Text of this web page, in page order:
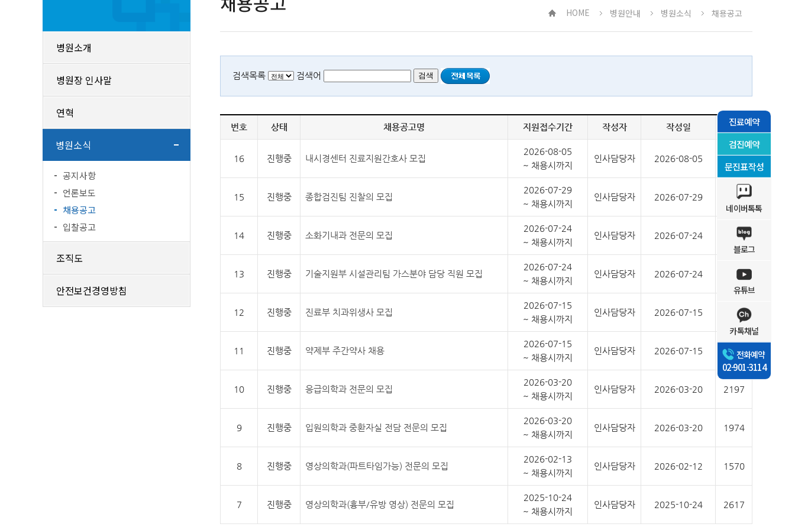
진료예약
검진예약
문진표작성
네이버톡톡
블로그
유튜브
카톡채널
전화예약
02-901-3114
병원소개
병원장 인사말
연혁
병원소식
공지사항
언론보도
채용공고
입찰공고
조직도
안전보건경영방침
HOME 병원안내 병원소식 채용공고
검색목록 검색어
번호 상태 채용공고명 지원접수기간 작성자 작성일 조회수
16 진행중 내시경센터 진료지원간호사 모집
2026-08-05
~ 채용시까지
인사담당자 2026-08-05 70
15 진행중 종합검진팀 진찰의 모집
2026-07-29
~ 채용시까지
인사담당자 2026-07-29 220
14 진행중 소화기내과 전문의 모집
2026-07-24
~ 채용시까지
인사담당자 2026-07-24 385
13 진행중 기술지원부 시설관리팀 가스분야 담당 직원 모집
2026-07-24
~ 채용시까지
인사담당자 2026-07-24 352
12 진행중 진료부 치과위생사 모집
2026-07-15
~ 채용시까지
인사담당자 2026-07-15 416
11 진행중 약제부 주간약사 채용
2026-07-15
~ 채용시까지
인사담당자 2026-07-15 339
10 진행중 응급의학과 전문의 모집
2026-03-20
~ 채용시까지
인사담당자 2026-03-20 2197
9 진행중 입원의학과 중환자실 전담 전문의 모집
2026-03-20
~ 채용시까지
인사담당자 2026-03-20 1974
8 진행중 영상의학과(파트타임가능) 전문의 모집
2026-02-13
~ 채용시까지
인사담당자 2026-02-12 1570
7 진행중 영상의학과(흉부/유방 영상) 전문의 모집
2025-10-24
~ 채용시까지
인사담당자 2025-10-24 2617